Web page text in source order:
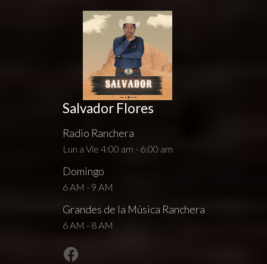
Salvador Flores
Radio Ranchera
Lun a Vie 4:00 am - 6:00 am
Domingo
6 AM - 9 AM
Grandes de la Música Ranchera
6 AM - 8 AM